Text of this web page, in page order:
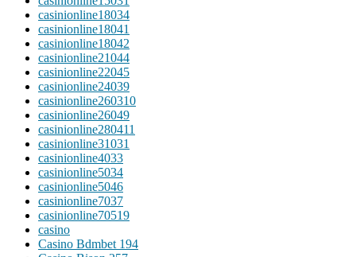
casinionline18034
casinionline18041
casinionline18042
casinionline21044
casinionline22045
casinionline24039
casinionline260310
casinionline26049
casinionline280411
casinionline31031
casinionline4033
casinionline5034
casinionline5046
casinionline7037
casinionline70519
casino
Casino Bdmbet 194